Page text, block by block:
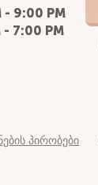
- 9:00 PM
- 7:00 PM
პირობები